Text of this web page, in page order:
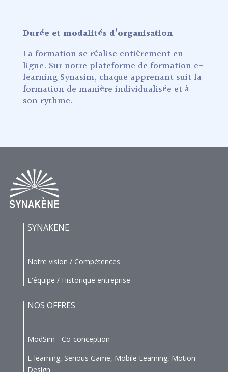
Durée et modalités d’organisation
La formation se réalise entièrement en
ligne. Sur notre plateforme de formation e-
learning Synasim, chaque apprenant suit la
formation de manière individualisée et à
son rythme.
SYNAKENE
Notre vision / Compétences
L'équipe / Historique entreprise
NOS OFFRES
ModSim - Co-conception
E-learning, Serious Game, Mobile Learning, Motion
Design